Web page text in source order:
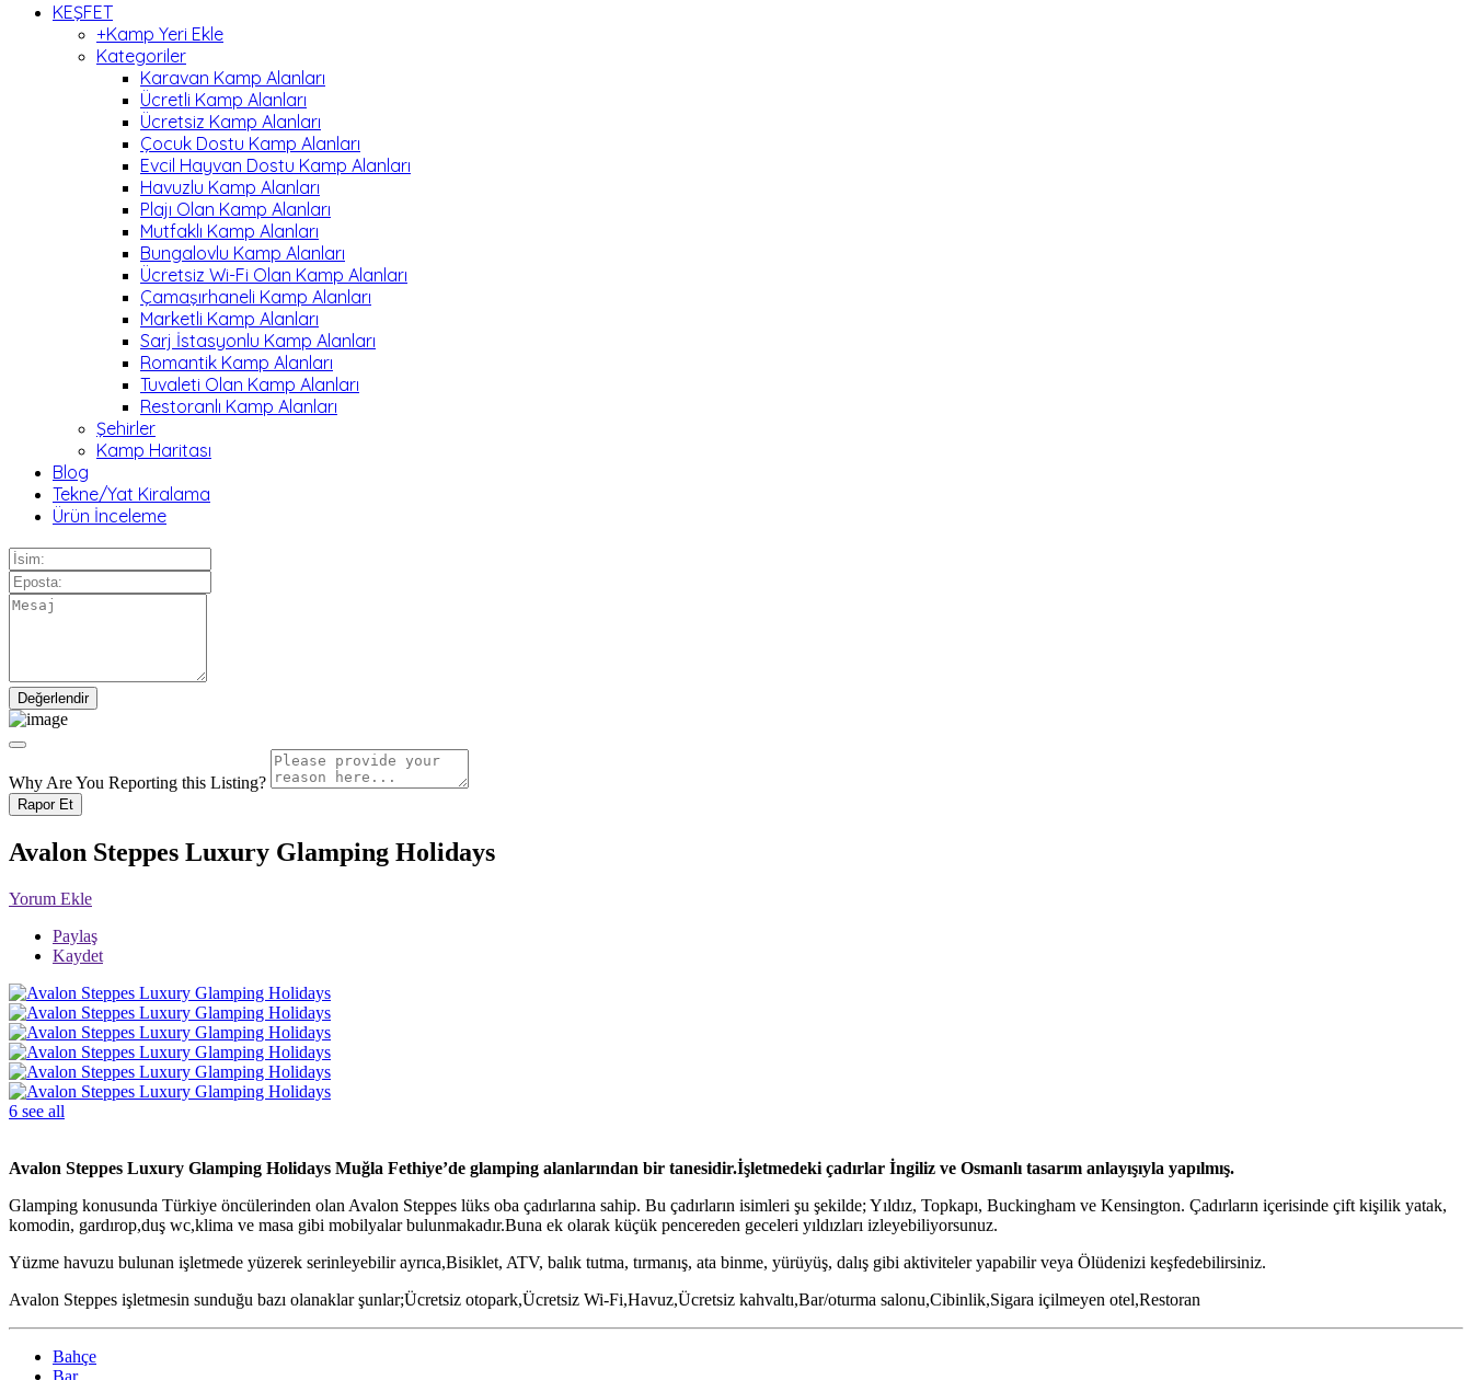
KEŞFET
+Kamp Yeri Ekle
Kategoriler
Karavan Kamp Alanları
Ücretli Kamp Alanları
Ücretsiz Kamp Alanları
Çocuk Dostu Kamp Alanları
Evcil Hayvan Dostu Kamp Alanları
Havuzlu Kamp Alanları
Plajı Olan Kamp Alanları
Mutfaklı Kamp Alanları
Bungalovlu Kamp Alanları
Ücretsiz Wi-Fi Olan Kamp Alanları
Çamaşırhaneli Kamp Alanları
Marketli Kamp Alanları
Sarj İstasyonlu Kamp Alanları
Romantik Kamp Alanları
Tuvaleti Olan Kamp Alanları
Restoranlı Kamp Alanları
Şehirler
Kamp Haritası
Blog
Tekne/Yat Kiralama
Ürün İnceleme
Why Are You Reporting this Listing?
Rapor Et
Avalon Steppes Luxury Glamping Holidays
Yorum Ekle
Paylaş
Kaydet
6 see all
Avalon Steppes Luxury Glamping Holidays Muğla Fethiye’de glamping alanlarından bir tanesidir.İşletmedeki çadırlar İngiliz ve Osmanlı tasarım anlayışıyla yapılmış.
Glamping konusunda Türkiye öncülerinden olan Avalon Steppes lüks oba çadırlarına sahip. Bu çadırların isimleri şu şekilde; Yıldız, Topkapı, Buckingham ve Kensington. Çadırların içerisinde çift kişilik yatak,
komodin, gardırop,duş wc,klima ve masa gibi mobilyalar bulunmakadır.Buna ek olarak küçük pencereden geceleri yıldızları izleyebiliyorsunuz.
Yüzme havuzu bulunan işletmede yüzerek serinleyebilir ayrıca,Bisiklet, ATV, balık tutma, tırmanış, ata binme, yürüyüş, dalış gibi aktiviteler yapabilir veya Ölüdenizi keşfedebilirsiniz.
Avalon Steppes işletmesin sunduğu bazı olanaklar şunlar;Ücretsiz otopark,Ücretsiz Wi-Fi,Havuz,Ücretsiz kahvaltı,Bar/oturma salonu,Cibinlik,Sigara içilmeyen otel,Restoran
Bahçe
Bar